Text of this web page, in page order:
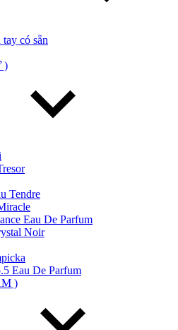
có sẵn
)
Tendre
Eau De Parfum
Noir
Eau De Parfum
)